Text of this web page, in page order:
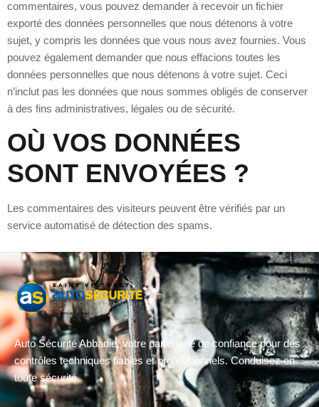
commentaires, vous pouvez demander à recevoir un fichier
exporté des données personnelles que nous détenons à votre
sujet, y compris les données que vous nous avez fournies. Vous
pouvez également demander que nous effacions toutes les
données personnelles que nous détenons à votre sujet. Ceci
n’inclut pas les données que nous sommes obligés de conserver
à des fins administratives, légales ou de sécurité.
OÙ VOS DONNÉES
SONT ENVOYÉES ?
Les commentaires des visiteurs peuvent être vérifiés par un
service automatisé de détection des spams.
Auto Sécurité Abbadie, votre partenaire de confiance pour des
contrôles techniques fiables et professionnels. Conduisez en
toute sécurité.